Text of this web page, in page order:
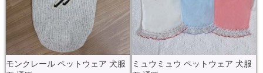
モンクレール ペットウェア 犬服
ミュウミュウ ペットウェア 犬服